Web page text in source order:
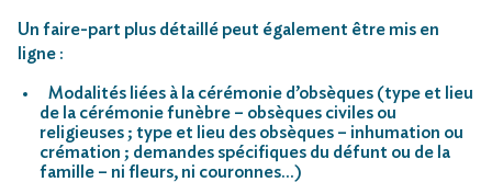
Un faire-part plus détaillé peut également être mis en
ligne :
Modalités liées à la cérémonie d’obsèques (type et lieu
de la cérémonie funèbre – obsèques civiles ou
religieuses ; type et lieu des obsèques – inhumation ou
crémation ; demandes spécifiques du défunt ou de la
famille – ni fleurs, ni couronnes…)